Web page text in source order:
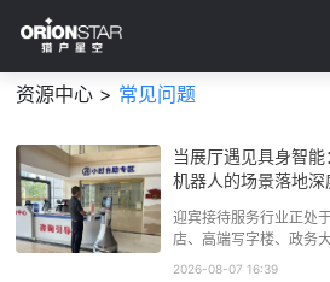
资源中心 > 常见问题
当展厅遇见具身智
机器人的场景落地深
迎宾接待服务行业正处
店、高端写字楼、政务
和运营效率要求极高的
2026-08-07 16:39